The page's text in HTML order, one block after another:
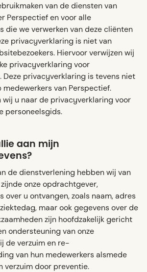
van de diensten van
Perspectief en voor alle
die we verwerken van deze cliënten
privacyverklaring is niet van
Hiervoor verwijzen wij
privacyverklaring voor
Deze privacyverklaring is tevens niet
van Perspectief.
wij u naar de privacyverklaring voor
personeelsgids.
aan mijn
de dienstverlening hebben wij van
onze opdrachtgever,
over u ontvangen, zoals naam, adres
maar ook gegevens over de
zijn hoofdzakelijk gericht
ondersteuning van onze
de verzuim en re-
van hun medewerkers alsmede
verzuim door preventie.